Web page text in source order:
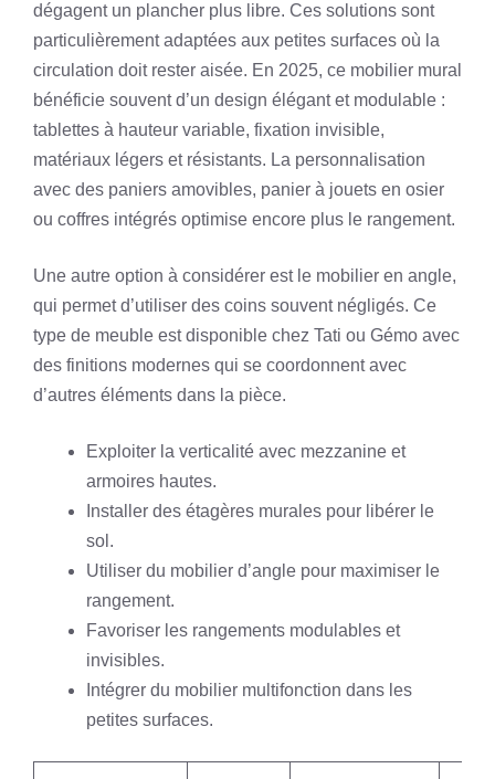
dégagent un plancher plus libre. Ces solutions sont
particulièrement adaptées aux petites surfaces où la
circulation doit rester aisée. En 2025, ce mobilier mural
bénéficie souvent d’un design élégant et modulable :
tablettes à hauteur variable, fixation invisible,
matériaux légers et résistants. La personnalisation
avec des paniers amovibles, panier à jouets en osier
ou coffres intégrés optimise encore plus le rangement.
Une autre option à considérer est le mobilier en angle,
qui permet d’utiliser des coins souvent négligés. Ce
type de meuble est disponible chez Tati ou Gémo avec
des finitions modernes qui se coordonnent avec
d’autres éléments dans la pièce.
Exploiter la verticalité avec mezzanine et
armoires hautes.
Installer des étagères murales pour libérer le
sol.
Utiliser du mobilier d’angle pour maximiser le
rangement.
Favoriser les rangements modulables et
invisibles.
Intégrer du mobilier multifonction dans les
petites surfaces.